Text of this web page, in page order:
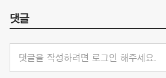
댓글
댓글을 작성하려면 로그인 해주세요.